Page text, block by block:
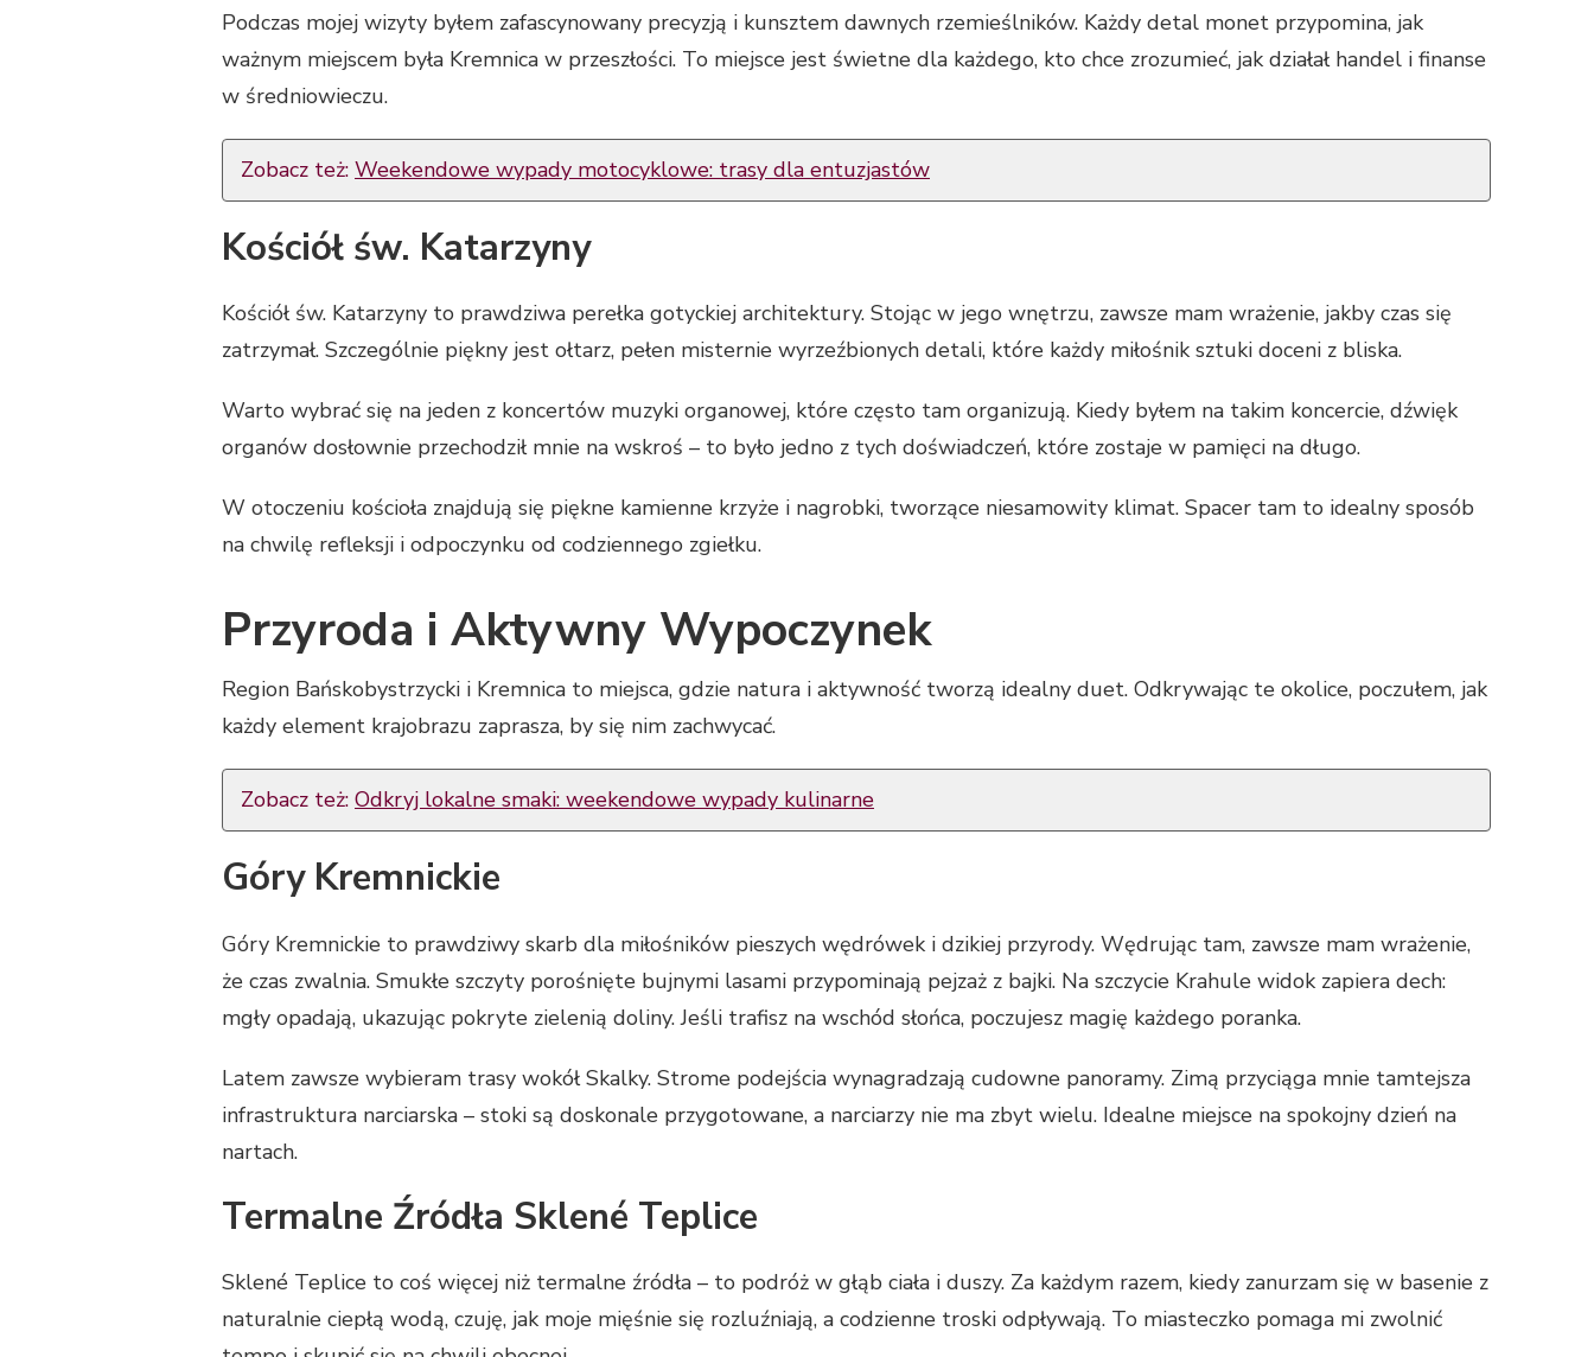
Podczas mojej wizyty byłem zafascynowany precyzją i kunsztem dawnych rzemieślników. Każdy detal monet przypomina, jak
ważnym miejscem była Kremnica w przeszłości. To miejsce jest świetne dla każdego, kto chce zrozumieć, jak działał handel i finanse
w średniowieczu.
Zobacz też: Weekendowe wypady motocyklowe: trasy dla entuzjastów
Kościół św. Katarzyny
Kościół św. Katarzyny to prawdziwa perełka gotyckiej architektury. Stojąc w jego wnętrzu, zawsze mam wrażenie, jakby czas się
zatrzymał. Szczególnie piękny jest ołtarz, pełen misternie wyrzeźbionych detali, które każdy miłośnik sztuki doceni z bliska.
Warto wybrać się na jeden z koncertów muzyki organowej, które często tam organizują. Kiedy byłem na takim koncercie, dźwięk
organów dosłownie przechodził mnie na wskroś – to było jedno z tych doświadczeń, które zostaje w pamięci na długo.
W otoczeniu kościoła znajdują się piękne kamienne krzyże i nagrobki, tworzące niesamowity klimat. Spacer tam to idealny sposób
na chwilę refleksji i odpoczynku od codziennego zgiełku.
Przyroda i Aktywny Wypoczynek
Region Bańskobystrzycki i Kremnica to miejsca, gdzie natura i aktywność tworzą idealny duet. Odkrywając te okolice, poczułem, jak
każdy element krajobrazu zaprasza, by się nim zachwycać.
Zobacz też: Odkryj lokalne smaki: weekendowe wypady kulinarne
Góry Kremnickie
Góry Kremnickie to prawdziwy skarb dla miłośników pieszych wędrówek i dzikiej przyrody. Wędrując tam, zawsze mam wrażenie,
że czas zwalnia. Smukłe szczyty porośnięte bujnymi lasami przypominają pejzaż z bajki. Na szczycie Krahule widok zapiera dech:
mgły opadają, ukazując pokryte zielenią doliny. Jeśli trafisz na wschód słońca, poczujesz magię każdego poranka.
Latem zawsze wybieram trasy wokół Skalky. Strome podejścia wynagradzają cudowne panoramy. Zimą przyciąga mnie tamtejsza
infrastruktura narciarska – stoki są doskonale przygotowane, a narciarzy nie ma zbyt wielu. Idealne miejsce na spokojny dzień na
nartach.
Termalne Źródła Sklené Teplice
Sklené Teplice to coś więcej niż termalne źródła – to podróż w głąb ciała i duszy. Za każdym razem, kiedy zanurzam się w basenie z
naturalnie ciepłą wodą, czuję, jak moje mięśnie się rozluźniają, a codzienne troski odpływają. To miasteczko pomaga mi zwolnić